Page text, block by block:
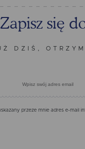
Zapisz się
DZIŚ,
przeze mnie adres e-mail